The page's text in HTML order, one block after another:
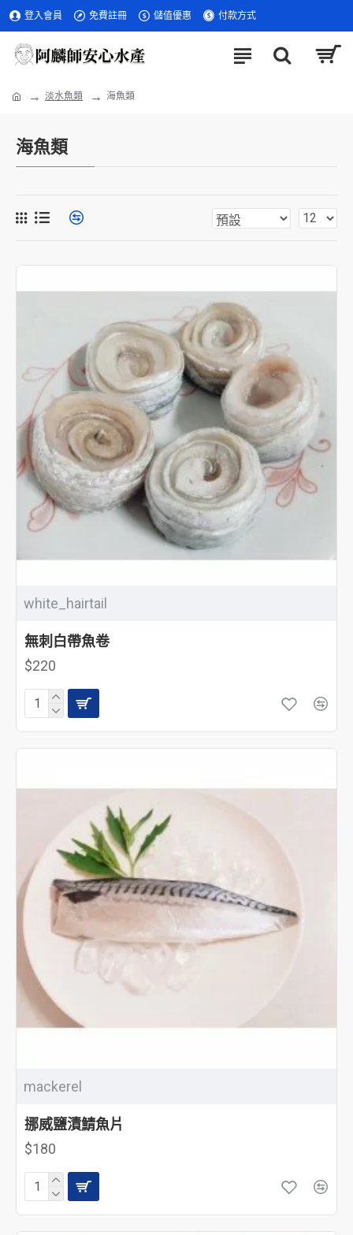
登入會員 免費註冊 儲值優惠 付款方式
淡水魚類 海魚類
海魚類
white_hairtail
無刺白帶魚卷
$220
mackerel
挪威鹽漬鯖魚片
$180